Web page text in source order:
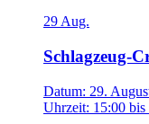
29 Aug.
Schlagzeug-
Datum: 29.
Uhrzeit: 15:00 bis